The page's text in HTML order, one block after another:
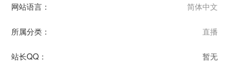
网站语言： 简体中文
所属分类： 直播
站长QQ： 暂无